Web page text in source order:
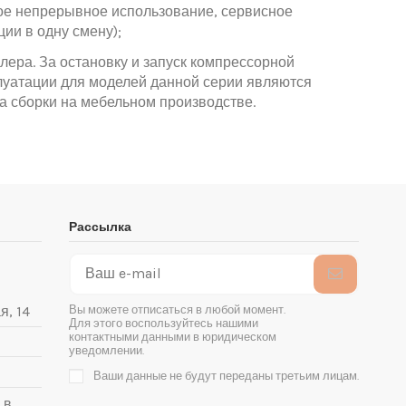
непрерывное использование, сервисное
в одну смену);
За остановку и запуск компрессорной
для моделей данной серии являются
сборки на мебельном производстве.
14
Рассылка
Вы можете отписаться в любой момент.
Для этого воспользуйтесь нашими
контактными данными в юридическом
уведомлении.
Ваши данные не будут переданы третьим лицам.